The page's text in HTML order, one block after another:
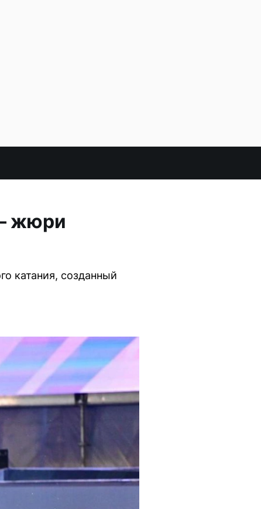
жюри
катания, созданный